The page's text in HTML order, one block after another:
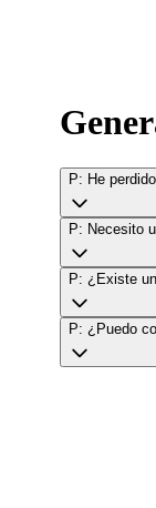
P: He
P: Necesito
P: ¿Existe
P: ¿Puedo